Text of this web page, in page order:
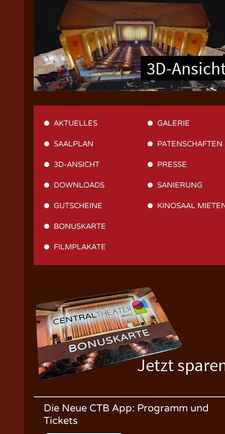
3D-
AKTUELLES
SAALPLAN
3D-ANSICHT
DOWNLOADS
GUTSCHEINE
BONUSKARTE
FILMPLAKATE
GALERIE
PATENSCHAFTEN
PRESSE
SANIERUNG
KINOSAAL
Jetzt
Die Neue CTB App: Programm und
Tickets